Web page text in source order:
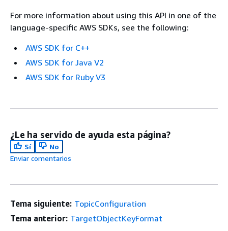
For more information about using this API in one of the
language-specific AWS SDKs, see the following:
AWS SDK for C++
AWS SDK for Java V2
AWS SDK for Ruby V3
¿Le ha servido de ayuda esta página?
Sí
No
Enviar comentarios
Tema siguiente: TopicConfiguration
Tema anterior: TargetObjectKeyFormat